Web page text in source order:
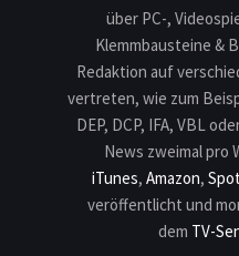
über PC-,
Klemmbausteine &
Redaktion auf
vertreten, wie zum
DEP, DCP, IFA, VBL
News zweimal pro
iTunes, Amazon,
veröffentlicht und
dem TV-